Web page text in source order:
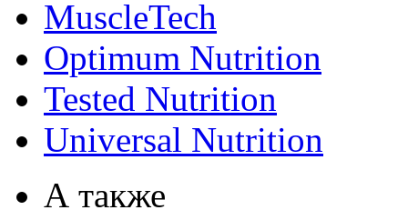
MuscleTech
Optimum Nutrition
Tested Nutrition
Universal Nutrition
А также